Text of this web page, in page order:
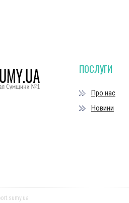
ПОСЛУГИ
Про нас
Новини